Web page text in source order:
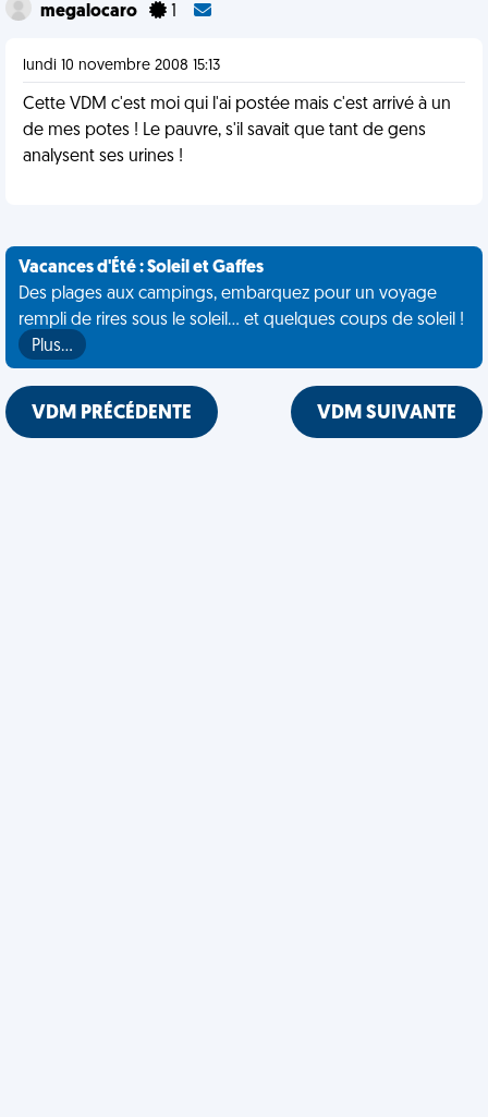
megalocaro
lundi 10 novembre 2008 15:13
Cette VDM c'est moi qui l'ai postée mais c'est arrivé à un
de mes potes ! Le pauvre, s'il savait que tant de gens
analysent ses urines !
Vacances d'Été : Soleil et Gaffes
Des plages aux campings, embarquez pour un voyage
rempli de rires sous le soleil... et quelques coups de soleil !
Plus…
VDM PRÉCÉDENTE VDM SUIVANTE